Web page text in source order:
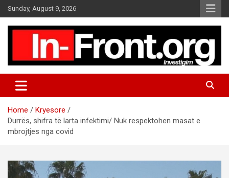
k
Sunday, August 9, 2026
Home
Kryesore
Durrës, shifra të larta infektimi/ Nuk respektohen masat e
mbrojtjes nga covid